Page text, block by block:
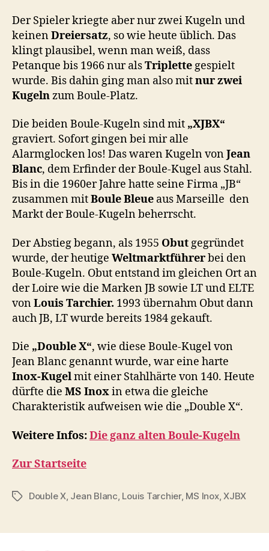
Der Spieler kriegte aber nur zwei Kugeln und
keinenDreiersatz, so wie heute üblich. Das
klingt plausibel, wenn man weiß, dass
Petanque bis 1966 nur alsTriplettegespielt
wurde. Bis dahin ging man also mitnur zwei
Kugelnzum Boule-Platz.
Die beiden Boule-Kugeln sind mit „XJBX“
graviert. Sofort gingen bei mir alle
Alarmglocken los! Das waren Kugeln vonJean
Blanc, dem Erfinder der Boule-Kugel aus Stahl.
Bis in die 1960er Jahre hatte seine Firma „JB“
zusammen mitBoule Bleue aus Marseille den
Markt der Boule-Kugeln beherrscht.
Der Abstieg begann, als 1955 Obutgegründet
wurde, der heutige Weltmarktführerbei den
Boule-Kugeln. Obut entstand im gleichen Ort an
der Loire wie die Marken JB sowie LT und ELTE
vonLouis Tarchier. 1993 übernahm Obut dann
auch JB, LT wurde bereits 1984 gekauft.
Die „Double X“, wie diese Boule-Kugel von
Jean Blanc genannt wurde, war eine harte
Inox-Kugelmit einer Stahlhärte von 140. Heute
dürfte die MS Inoxin etwa die gleiche
Charakteristik aufweisen wie die „Double X“.
Weitere Infos:Die ganz alten Boule-Kugeln
Zur Startseite
Schlagwörter
Double X, Jean Blanc, Louis Tarchier, MS Inox,XJBX